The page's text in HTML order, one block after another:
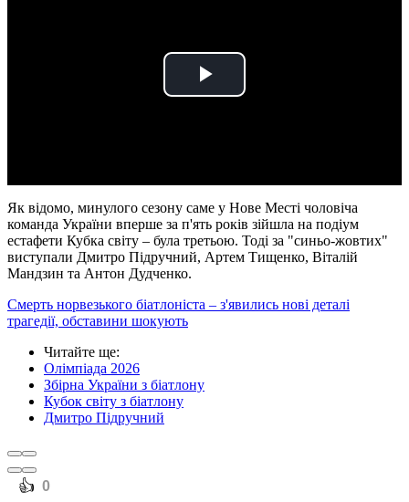
Play
Як відомо, минулого сезону саме у Нове Месті чоловіча
команда України вперше за п'ять років зійшла на подіум
естафети Кубка світу – була третьою. Тоді за "синьо-жовтих"
виступали Дмитро Підручний, Артем Тищенко, Віталій
Мандзин та Антон Дудченко.
Смерть норвезького біатлоніста – з'явились нові деталі
трагедії, обставини шокують
Читайте ще:
Олімпіада 2026
Збірна України з біатлону
Кубок світу з біатлону
Дмитро Підручний
️👍 0